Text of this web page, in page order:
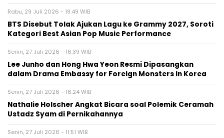
Rabu, 29 Juli 2026 - 19:49 WIB
BTS Disebut Tolak Ajukan Lagu ke Grammy 2027, Soroti
Kategori Best Asian Pop Music Performance
Senin, 27 Juli 2026 - 16:39 WIB
Lee Junho dan Hong Hwa Yeon Resmi Dipasangkan
dalam Drama Embassy for Foreign Monsters in Korea
Senin, 27 Juli 2026 - 16:24 WIB
Nathalie Holscher Angkat Bicara soal Polemik Ceramah
Ustadz Syam di Pernikahannya
Senin, 27 Juli 2026 - 11:51 WIB